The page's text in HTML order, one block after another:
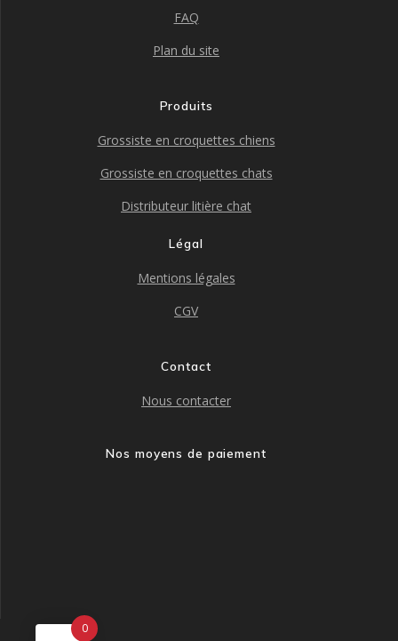
FAQ
Plan du site
Produits
Grossiste en croquettes chiens
Grossiste en croquettes chats
Distributeur litière chat
Légal
Mentions légales
CGV
Contact
Nous contacter
Nos moyens de paiement
0